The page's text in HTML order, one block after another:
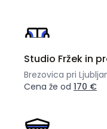
Studio Fržek in
Brezovica pri
Cena že od 170 €